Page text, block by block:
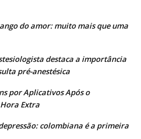
do amor: muito mais que uma
destaca a importância
pré-anestésica
por Aplicativos Após o
Extra
colombiana é a primeira